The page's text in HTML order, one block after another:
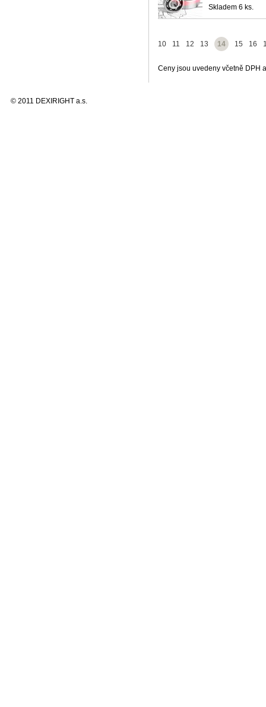
Skladem 6 ks.
10 11 12 13 14 15 16
Ceny jsou uvedeny včetně DPH
© 2011 DEXIRIGHT a.s.